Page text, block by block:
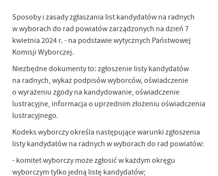
Sposoby i zasady zgłaszania list kandydatów na radnych
w wyborach do rad powiatów zarządzonych na dzień 7
kwietnia 2024 r. - na podstawie wytycznych Państwowej
Komisji Wyborczej.
Niezbędne dokumenty to: zgłoszenie listy kandydatów
na radnych, wykaz podpisów wyborców, oświadczenie
o wyrażeniu zgody na kandydowanie, oświadczenie
lustracyjne, informacja o uprzednim złożeniu oświadczenia
lustracyjnego.
Kodeks wyborczy określa następujące warunki zgłoszenia
listy kandydatów na radnych w wyborach do rad powiatów:
- komitet wyborczy może zgłosić w każdym okręgu
wyborczym tylko jedną listę kandydatów;